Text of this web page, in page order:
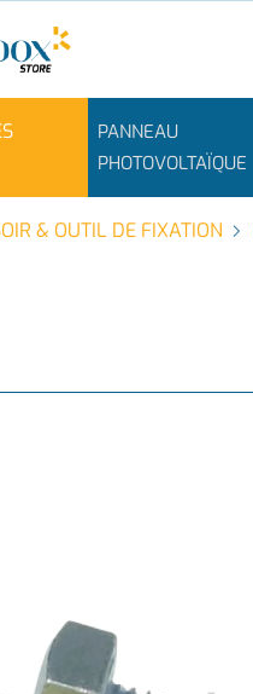
PANNEAU
PHOTOVOLTAÏQUE
& OUTIL DE FIXATION